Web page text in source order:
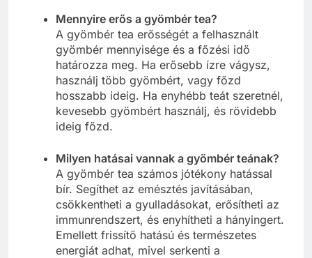
Mennyire erős a gyömbér tea?
A gyömbér tea erősségét a felhasznált
gyömbér mennyisége és a főzési idő
határozza meg. Ha erősebb ízre vágysz,
használj több gyömbért, vagy főzd
hosszabb ideig. Ha enyhébb teát szeretnél,
kevesebb gyömbért használj, és rövidebb
ideig főzd.
Milyen hatásai vannak a gyömbér teának?
A gyömbér tea számos jótékony hatással
bír. Segíthet az emésztés javításában,
csökkentheti a gyulladásokat, erősítheti az
immunrendszert, és enyhítheti a hányingert.
Emellett frissítő hatású és természetes
energiát adhat, mivel serkenti a